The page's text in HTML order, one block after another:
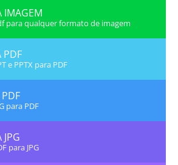
IMAGEM
para qualquer formato de imagem
PDF
e PPTX para PDF
PDF
para PDF
JPG
para JPG